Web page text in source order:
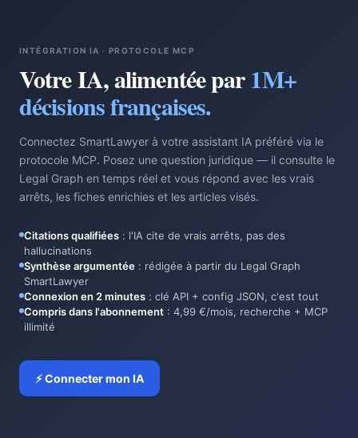
INTÉGRATION IA · PROTOCOLE MCP
Votre IA, alimentée par1M+
décisions françaises.
Connectez SmartLawyer à votre assistant IA préféré via le
protocole MCP. Posez une question juridique — il consulte le
Legal Graph en temps réel et vous répond avec les vrais
arrêts, les fiches enrichies et les articles visés.
Citations qualifiées : l'IA cite de vrais arrêts, pas des
hallucinations
Synthèse argumentée : rédigée à partir du Legal Graph
SmartLawyer
Connexion en 2 minutes : clé API + config JSON, c'est tout
Compris dans l'abonnement : 4,99 €/mois, recherche + MCP
illimité
⚡ Connecter mon IA